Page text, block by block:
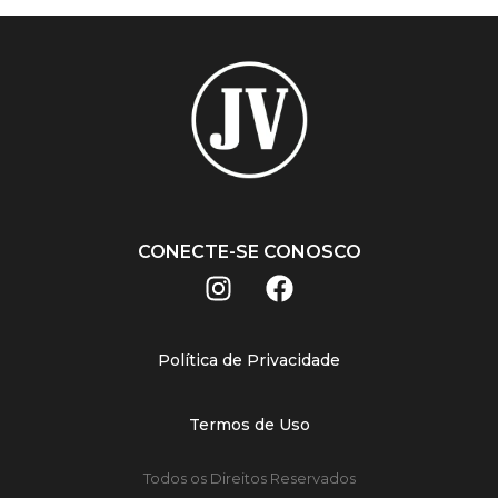
CONECTE-SE CONOSCO
Política de Privacidade
Termos de Uso
Todos os Direitos Reservados